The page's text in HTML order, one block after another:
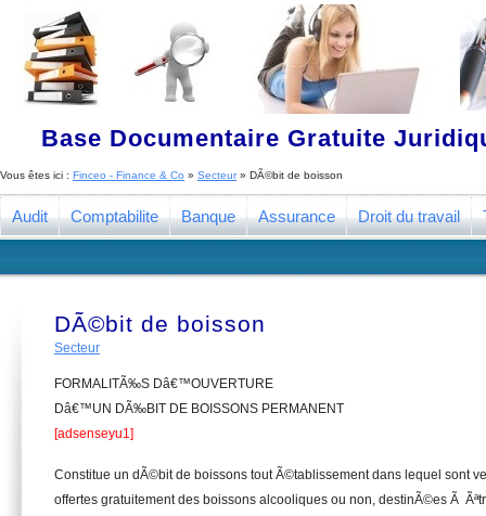
Base Documentaire Gratuite
Vous êtes ici : Finceo - Finance & Co » Secteur» DÃ©bit de boisson
Audit Comptabilite Banque Assurance Droit du travail
DÃ©bit de boisson
Secteur
FORMALITÃ‰S Dâ€™OUVERTURE
Dâ€™UN DÃ‰BIT DE BOISSONS PERMANENT
[adsenseyu1]
Constitue un dÃ©bit de boissons tout Ã©tablissement dans lequel sont
offertes gratuitement des boissons alcooliques ou non, destinÃ©es Ã